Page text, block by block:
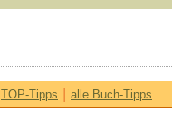
TOP-Tipps | alle Buch-Tipps